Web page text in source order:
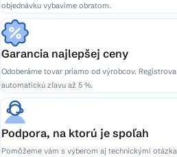
objednávku vybavíme obratom.
Garancia najlepšej ceny
Odoberáme tovar priamo od výrobcov.
automatickú zľavu až 5 %.
Podpora, na ktorú je spoľah
Pomôžeme vám s výberom aj technickými